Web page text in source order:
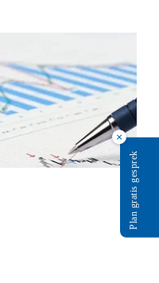
×
Plan gratis gesprek